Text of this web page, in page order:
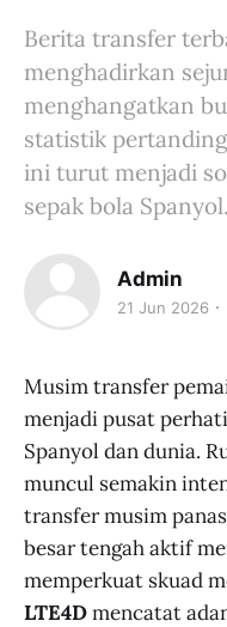
Berita transfer
menghadirkan
menghangatkan
statistik
ini turut menjadi
sepak bola Spanyol.
Admin
21 Jun 2026
Musim transfer
menjadi pusat
Spanyol dan dunia.
muncul semakin
transfer musim
besar tengah aktif
memperkuat skuad
LTE4Dmencatat